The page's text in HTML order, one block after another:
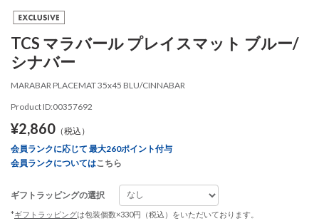
TCS マラバール プレイスマット ブルー/
シナバー
MARABAR PLACEMAT 35x45 BLU/CINNABAR
Product ID:00357692
¥2,860 （税込）
会員ランクに応じて 最大260ポイント付与
会員ランクについてはこちら
ギフトラッピングの選択
*ギフトラッピングは包装個数×330円（税込）をいただいております。